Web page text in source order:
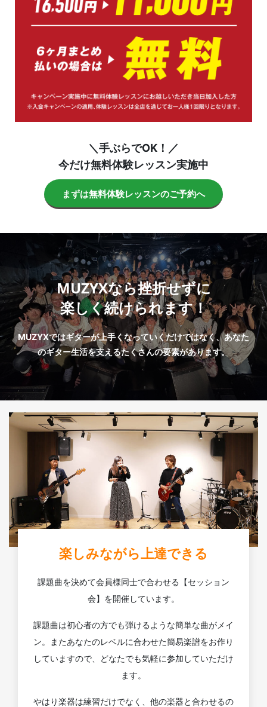
＼手ぶらでOK！／
今だけ無料体験レッスン実施中
まずは無料体験レッスンのご予約へ
MUZYXなら挫折せずに
楽しく続けられます！
MUZYXではギターが上手くなっていくだけではなく、あなた
のギター生活を支えるたくさんの要素があります。
楽しみながら上達できる
課題曲を決めて会員様同士で合わせる【セッション
会】を開催しています。
課題曲は初心者の方でも弾けるような簡単な曲がメイ
ン。またあなたのレベルに合わせた簡易楽譜をお作り
していますので、どなたでも気軽に参加していただけ
ます。
やはり楽器は練習だけでなく、他の楽器と合わせるの